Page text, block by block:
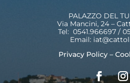
PALAZZO DEL
Via Mancini, 24 –
Tel: 0541.966697 /
Email:
Privacy Policy –